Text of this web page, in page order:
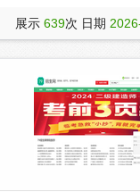
DIOR迪奥官方网站。探索
展示 639次 日期